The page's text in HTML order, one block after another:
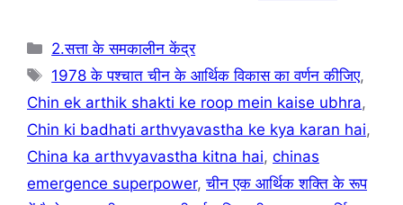
k
p
Categories
2.सत्ता के समकालीन केंद्र
Tags
1978 के पश्चात चीन के आर्थिक विकास का वर्णन कीजिए,
Chin ek arthik shakti ke roop mein kaise ubhra,
Chin ki badhati arthvyavastha ke kya karan hai,
China ka arthvyavastha kitna hai, chinas
emergence superpower,चीन एक आर्थिक शक्ति के रूप